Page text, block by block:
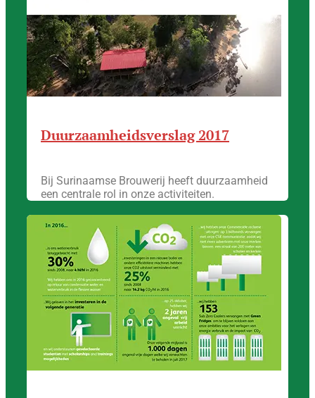
Duurzaamheidsverslag 2017
Bij Surinaamse Brouwerij heeft duurzaamheid
een centrale rol in onze activiteiten.